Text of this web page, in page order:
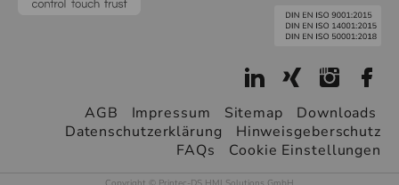
AGB Impressum Sitemap
Downloads
Datenschutzerklärung
Hinweisgeberschutz
FAQs
Cookie Einstellungen